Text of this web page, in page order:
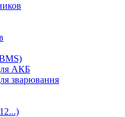
АКБ
зварювання